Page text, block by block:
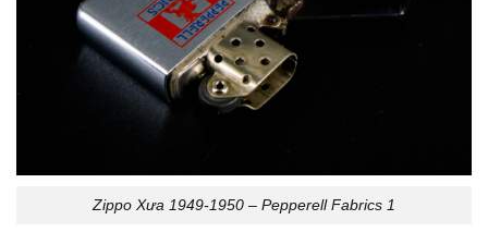
Zippo Xưa 1949-1950 – Pepperell Fabrics 1